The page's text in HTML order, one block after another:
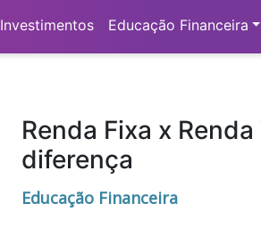
Investimentos Educação Financeira
Renda Fixa x
diferença
Educação Financeira